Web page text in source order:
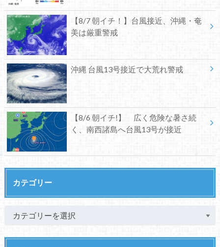
【8/7 朝イチ！】台風接近、沖縄・奄
美は厳重警戒
沖縄 台風13号接近で大荒れ警戒
【8/6 朝イチ!】 広く危険な暑さ続
く、南西諸島へ台風13号が接近
カテゴリー